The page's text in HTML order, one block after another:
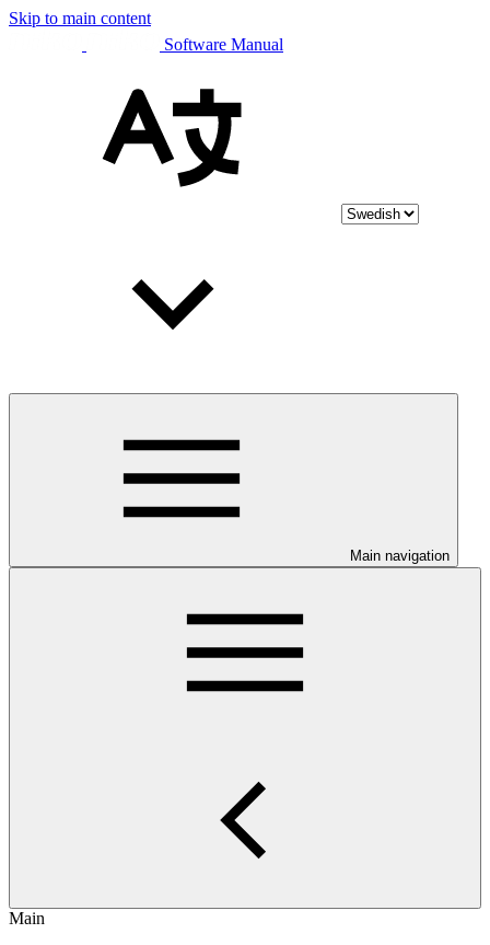
Skip to main content
Software Manual
Main navigation
Main